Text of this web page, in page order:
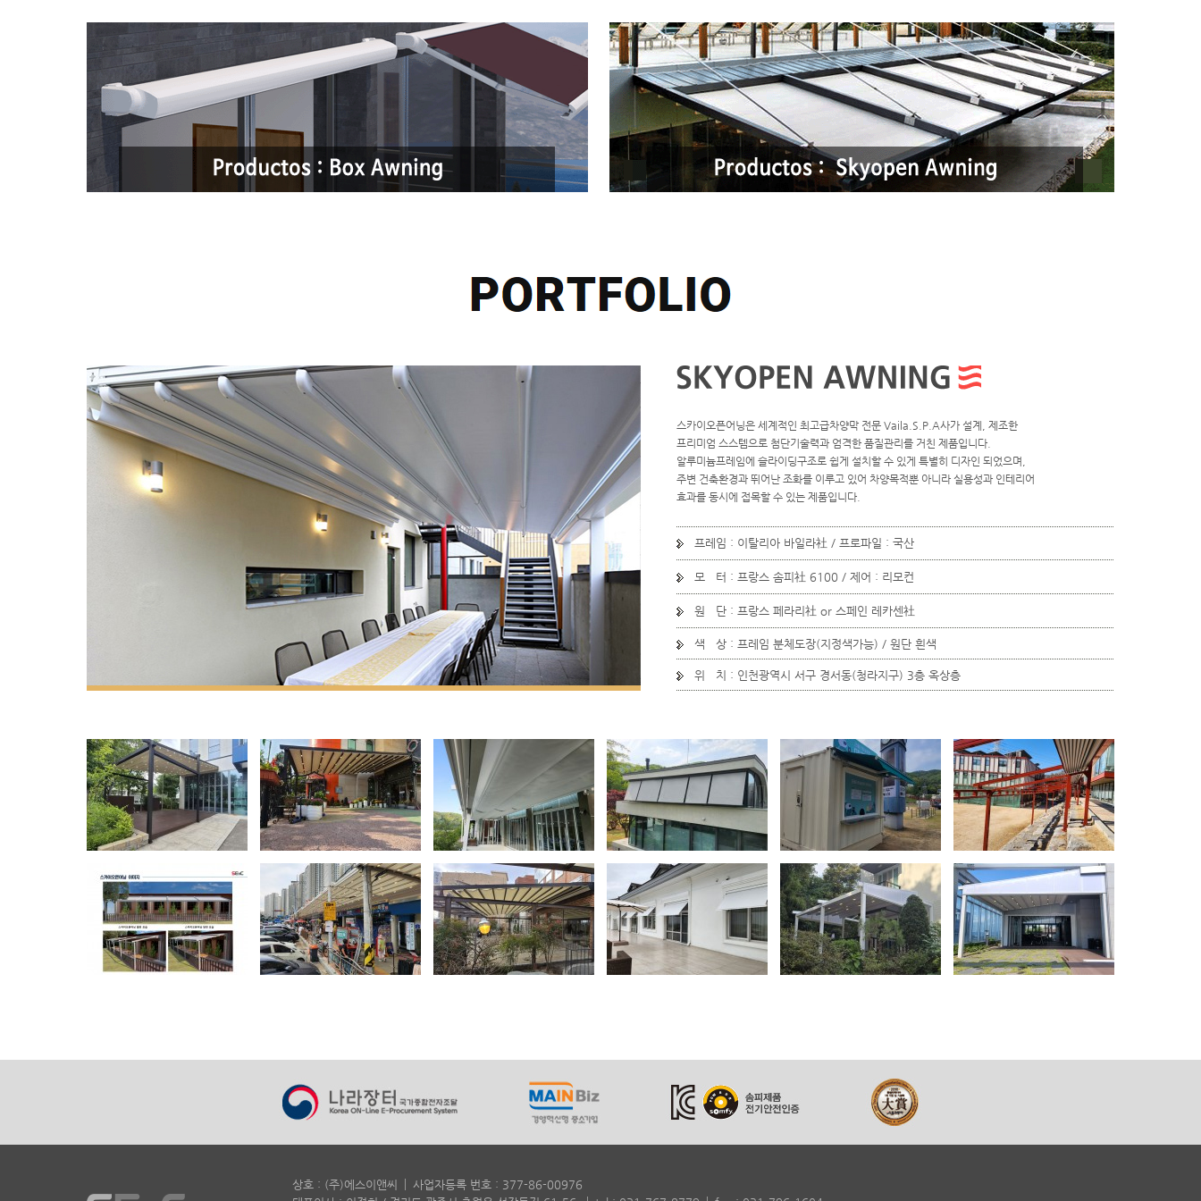
스카이오픈어닝은 세계적인 최고급차양막 전문 Vaila.S.P.A사가 설계, 제조한
프리미엄 스스템으로 첨단기술력과 엄격한 품질관리를 거친 제품입니다.
알루미늄프레임에 슬라이딩구조로 쉽게 설치할 수 있게 특별히 디자인 되었으며,
주변 건축환경과 뛰어난 조화를 이루고 있어 차양목적뿐 아니라 실용성과 인테리어
효과를 동시에 접목할 수 있는 제품입니다.
프레임 : 이탈리아 바일라社 / 프로파일 : 국산
모 터 : 프랑스 솜피社 6100 / 제어 : 리모컨
원 단 : 프랑스 페라리社 or 스페인 레카센社
색 상 : 프레임 분체도장(지정색가능) / 원단 흰색
위 치 : 인천광역시 서구 경서동(청라지구) 3층 옥상층
상호 : (주)에스이앤씨
사업자등록 번호 : 377-86-00976